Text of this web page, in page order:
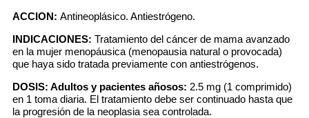
ACCION: Antineoplásico. Antiestrógeno.
INDICACIONES: Tratamiento del cáncer de mama avanzado
en la mujer menopáusica (menopausia natural o provocada)
que haya sido tratada previamente con antiestrógenos.
DOSIS: Adultos y pacientes añosos: 2.5 mg (1 comprimido)
en 1 toma diaria. El tratamiento debe ser continuado hasta que
la progresión de la neoplasia sea controlada.